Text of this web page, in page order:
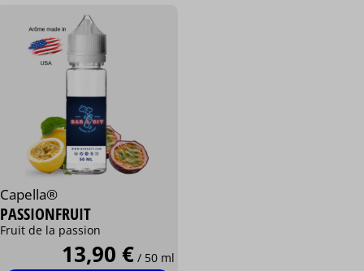
Capella®
PASSIONFRUIT
Fruit de la passion
13,90 € / 50 ml